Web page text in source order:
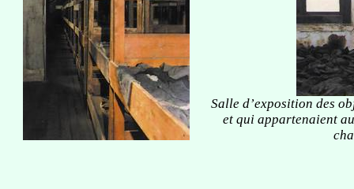
Salle d’exposition des
et qui appartenaient